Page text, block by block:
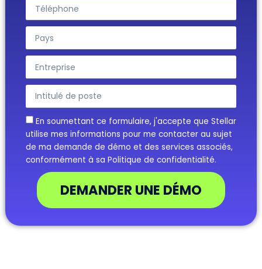
En soumettant ce formulaire, j'accepte que Stellar
utilise mes informations pour me contacter au sujet
de ma demande de démo et des services associés,
conformément à sa Politique de confidentialité.
DEMANDER UNE DÉMO